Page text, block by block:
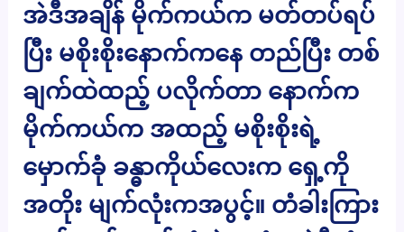
အဲဒီအချိန် မိုက်ကယ်က မတ်တပ်ရပ်
ပြီး မစိုးစိုးနောက်ကနေ တည်ပြီး တစ်
ချက်ထဲထည့် ပလိုက်တာ နောက်က
မိုက်ကယ်က အထည့် မစိုးစိုးရဲ့
မှောက်ခုံ ခန္ဓာကိုယ်လေးက ရှေ့ကို
အတိုး မျက်လုံးကအပွင့်။ တံခါးကြား